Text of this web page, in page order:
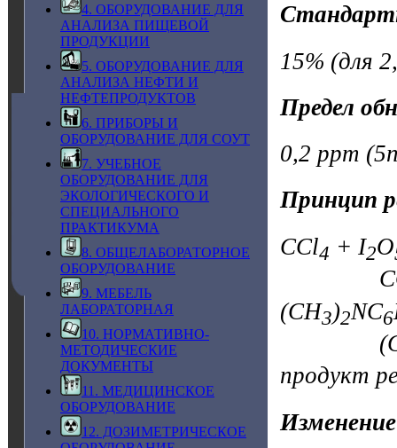
4. ОБОРУДОВАНИЕ ДЛЯ
АНАЛИЗА ПИЩЕВОЙ
ПРОДУКЦИИ
5. ОБОРУДОВАНИЕ ДЛЯ
АНАЛИЗА НЕФТИ И
НЕФТЕПРОДУКТОВ
6. ПРИБОРЫ И
ОБОРУДОВАНИЕ ДЛЯ СОУТ
7. УЧЕБНОЕ
ОБОРУДОВАНИЕ ДЛЯ
ЭКОЛОГИЧЕСКОГО И
СПЕЦИАЛЬНОГО
ПРАКТИКУМА
8. ОБЩЕЛАБОРАТОРНОЕ
ОБОРУДОВАНИЕ
9. МЕБЕЛЬ
ЛАБОРАТОРНАЯ
10. НОРМАТИВНО-
МЕТОДИЧЕСКИЕ
ДОКУМЕНТЫ
11. МЕДИЦИНСКОЕ
ОБОРУДОВАНИЕ
12. ДОЗИМЕТРИЧЕСКОЕ
15% (для
Предел
0,2 ppm
Принцип
CCl4 + I2O
(CH3)2NC6
продукт